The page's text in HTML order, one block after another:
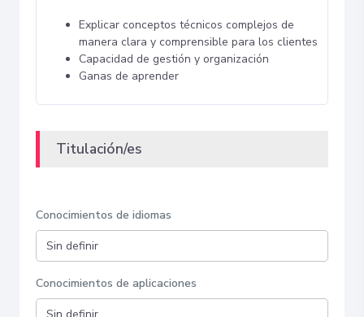
Explicar conceptos técnicos complejos de
manera clara y comprensible para los clientes
Capacidad de gestión y organización
Ganas de aprender
Titulación/es
Conocimientos de idiomas
Conocimientos de aplicaciones